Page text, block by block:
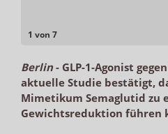
1 von 7
Berlin- GLP-1-Agonist
aktuelle Studie bestätigt,
Mimetikum Semaglutid zu
Gewichtsreduktion führen